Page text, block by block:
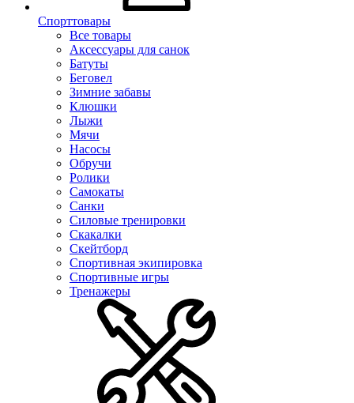
Спорттовары
Все товары
Аксессуары для санок
Батуты
Беговел
Зимние забавы
Клюшки
Лыжи
Мячи
Насосы
Обручи
Ролики
Самокаты
Санки
Силовые тренировки
Скакалки
Скейтборд
Спортивная экипировка
Спортивные игры
Тренажеры